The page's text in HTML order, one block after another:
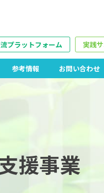
プラットフォーム 実践
参考情報 お問い合わせ
援事業